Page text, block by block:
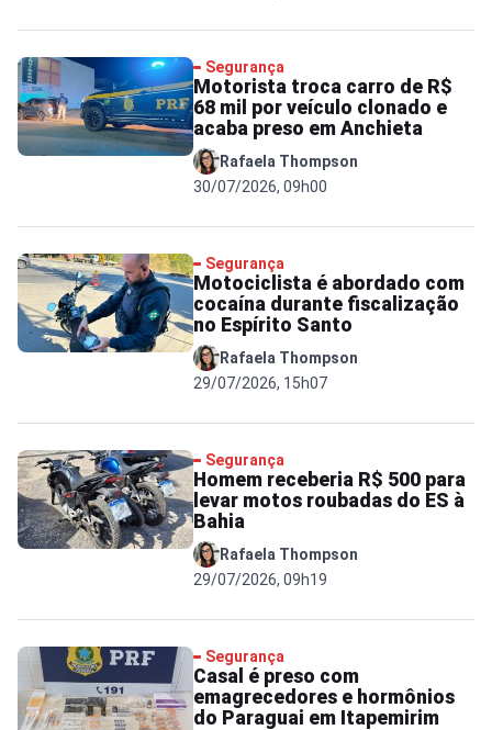
Segurança
Motorista troca carro de R$
68 mil por veículo clonado e
acaba preso em Anchieta
Rafaela Thompson
30/07/2026, 09h00
Segurança
Motociclista é abordado com
cocaína durante fiscalização
no Espírito Santo
Rafaela Thompson
29/07/2026, 15h07
Segurança
Homem receberia R$ 500 para
levar motos roubadas do ES à
Bahia
Rafaela Thompson
29/07/2026, 09h19
Segurança
Casal é preso com
emagrecedores e hormônios
do Paraguai em Itapemirim